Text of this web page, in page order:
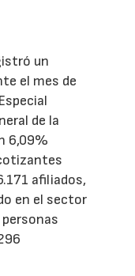
un
el mes de
de la
6,09%
afiliados,
en el sector